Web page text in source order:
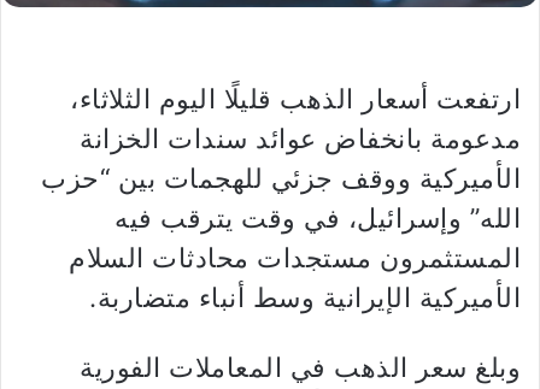
ارتفعت أسعار الذهب قليلًا اليوم الثلاثاء،
مدعومة بانخفاض عوائد سندات الخزانة
الأميركية ووقف جزئي للهجمات بين “حزب
الله” وإسرائيل، في وقت يترقب فيه
المستثمرون مستجدات محادثات السلام
الأميركية الإيرانية وسط أنباء متضاربة.
وبلغ سعر الذهب في المعاملات الفورية